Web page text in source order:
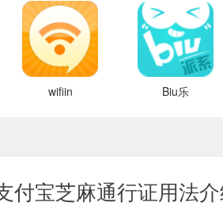
wifiin Biu乐
付宝芝麻通行证用法